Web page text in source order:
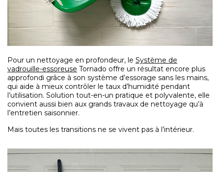
Pour un nettoyage en profondeur, le Système de
vadrouille-essoreuse Tornado offre un résultat encore plus
approfondi grâce à son système d’essorage sans les mains,
qui aide à mieux contrôler le taux d’humidité pendant
l’utilisation. Solution tout-en-un pratique et polyvalente, elle
convient aussi bien aux grands travaux de nettoyage qu’à
l’entretien saisonnier.
Mais toutes les transitions ne se vivent pas à l’intérieur.